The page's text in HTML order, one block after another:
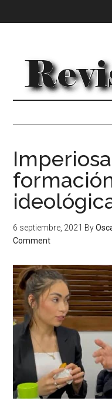
6 septiembre, 2021 By
Comment